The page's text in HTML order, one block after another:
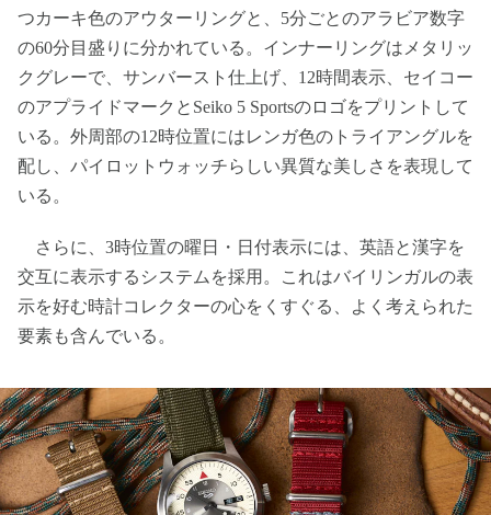
つカーキ色のアウターリングと、5分ごとのアラビア数字
の60分目盛りに分かれている。インナーリングはメタリッ
クグレーで、サンバースト仕上げ、12時間表示、セイコー
のアプライドマークとSeiko 5 Sportsのロゴをプリントして
いる。外周部の12時位置にはレンガ色のトライアングルを
配し、パイロットウォッチらしい異質な美しさを表現して
いる。
さらに、3時位置の曜日・日付表示には、英語と漢字を
交互に表示するシステムを採用。これはバイリンガルの表
示を好む時計コレクターの心をくすぐる、よく考えられた
要素も含んでいる。